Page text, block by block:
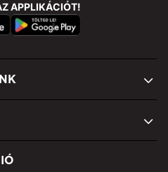
APPLIKÁCIÓT!